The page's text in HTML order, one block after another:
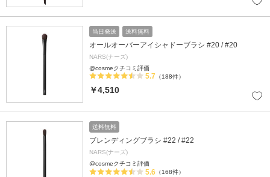
当日発送 送料無料
オールオーバーアイシャドーブラシ #20 / #20
NARS(ナーズ)
@cosmeクチコミ評価
5.7 （188件）
￥4,510
送料無料
ブレンディングブラシ #22 / #22
NARS(ナーズ)
@cosmeクチコミ評価
5.6 （168件）